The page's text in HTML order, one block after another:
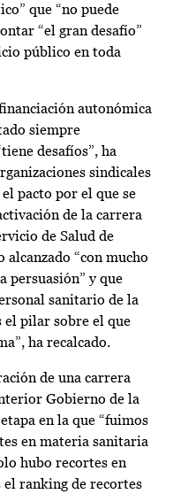
que “no puede
“el gran desafío”
público en toda
autonómica
siempre
desafíos”, ha
sindicales
pacto por el que se
de la carrera
de Salud de
“con mucho
persuasión” y que
sanitario de la
el pilar sobre el que
ha recalcado.
de una carrera
Gobierno de la
en la que “fuimos
en materia sanitaria
hubo recortes en
el ranking de recortes